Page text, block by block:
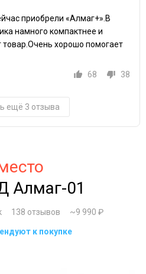
приобрели «Алмаг+».В
намного компактнее и
хорошо помогает
68
38
ещё 3 отзыва
Алмаг-01
138 отзывов ~9 990 ₽
к покупке